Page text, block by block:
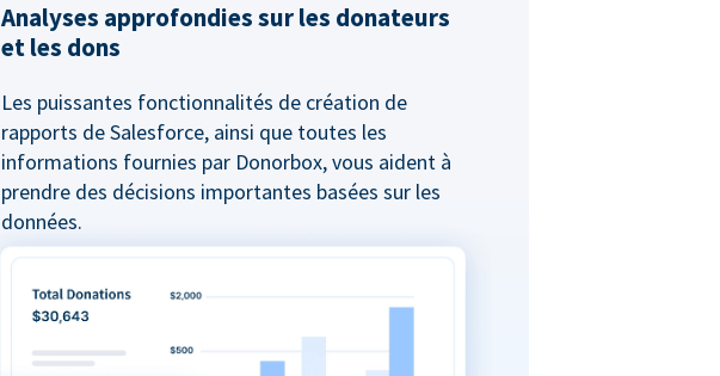
Analyses approfondies sur les donateurs
et les dons
Les puissantes fonctionnalités de création de
rapports de Salesforce, ainsi que toutes les
informations fournies par Donorbox, vous aident à
prendre des décisions importantes basées sur les
données.